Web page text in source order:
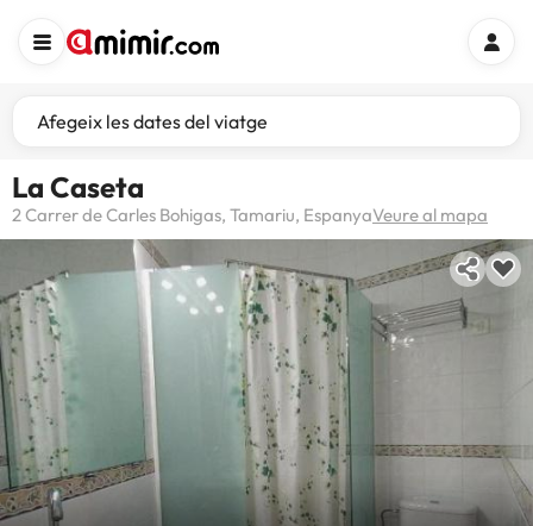
Afegeix les dates del viatge
La Caseta
2 Carrer de Carles Bohigas, Tamariu, EspanyaVeure al mapa